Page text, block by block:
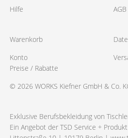
Hilfe
AGB
Warenkorb
Konto
Preise / Rabatte
© 2026 WORKS Kiefner GmbH & Co.
Exklusive Berufsbekleidung von
Ein Angebot der TSD Service +